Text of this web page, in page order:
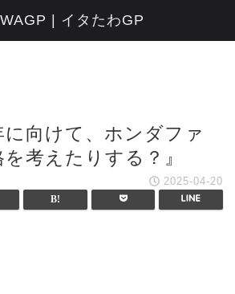
向けて、ホンダファ
考えたりする？』
2025-04-20
| イタたわGP